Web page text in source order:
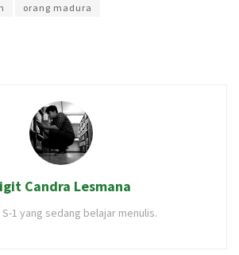
orang madura
Candra Lesmana
S-1 yang sedang belajar menulis.